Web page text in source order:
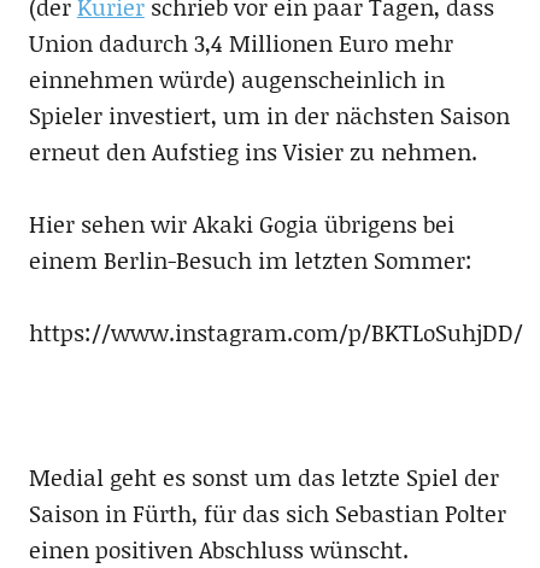
(derKurierschrieb vor ein paar Tagen, dass
Union dadurch 3,4 Millionen Euro mehr
einnehmen würde) augenscheinlich in
Spieler investiert, um in der nächsten Saison
erneut den Aufstieg ins Visier zu nehmen.
Hier sehen wir Akaki Gogia übrigens bei
einem Berlin-Besuch im letzten Sommer:
https://www.instagram.com/p/BKTLoSuhjDD/
Medial geht es sonst um das letzte Spiel der
Saison in Fürth, für das sich Sebastian Polter
einen positiven Abschluss wünscht.